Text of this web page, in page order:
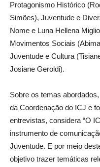
Protagonismo Histórico
Simões), Juventude e
Nome e Luna Hellena
Movimentos Sociais
Juventude e Cultura
Josiane Geroldi).
Sobre os temas
da Coordenação do ICJ e
entrevistas, considera “O
instrumento de
Juventude. E por meio
objetivo trazer temáticas